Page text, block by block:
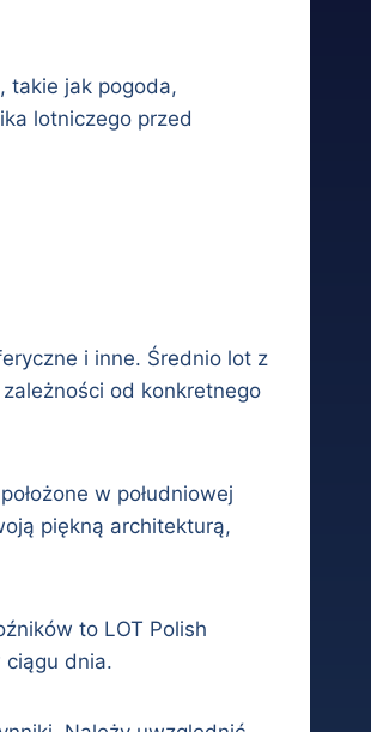
takie jak pogoda,
lotniczego przed
i inne. Średnio lot z
od konkretnego
w południowej
piękną architekturą,
to LOT Polish
ciągu dnia.